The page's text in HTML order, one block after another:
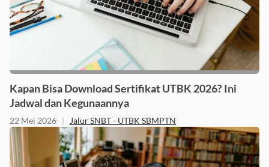
Kapan Bisa Download Sertifikat UTBK 2026? Ini
Jadwal dan Kegunaannya
22 Mei 2026 | Jalur SNBT - UTBK SBMPTN